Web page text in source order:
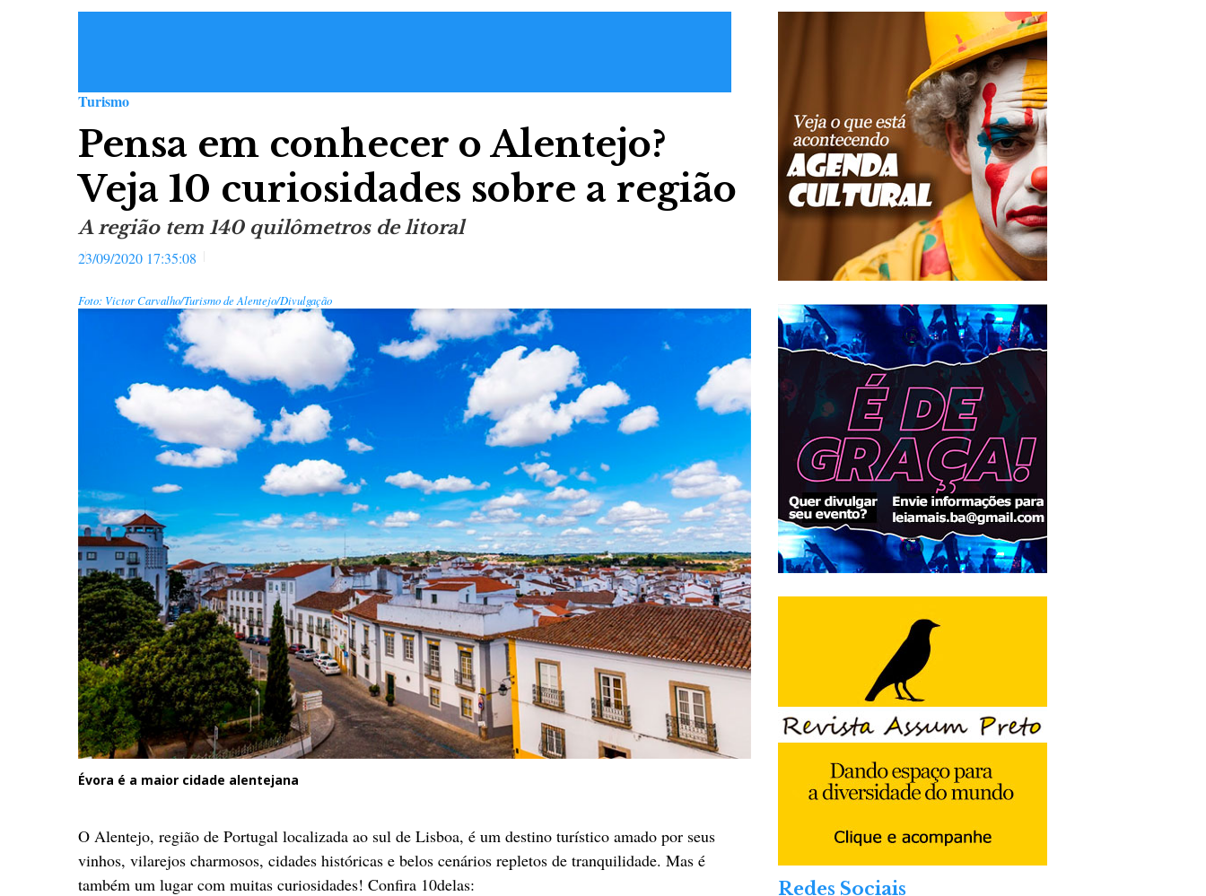
Turismo
Pensa em conhecer o Alentejo?
Veja 10 curiosidades sobre a região
A região tem 140 quilômetros de litoral
23/09/2020 17:35:08
Foto: Victor Carvalho/Turismo de Alentejo/Divulgação
Évora é a maior cidade alentejana
O Alentejo, região de Portugal localizada ao sul de Lisboa, é um destino turístico amado por seus
vinhos, vilarejos charmosos, cidades históricas e belos cenários repletos de tranquilidade. Mas é
também um lugar com muitas curiosidades! Confira 10delas:
Redes Sociais